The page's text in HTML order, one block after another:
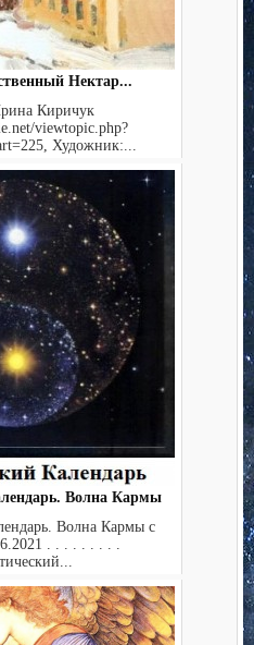
Нектар...
Киричук
viewtopic.php?
Художник:...
Волна Кармы
Волна Кармы с
. . . . . . . . .